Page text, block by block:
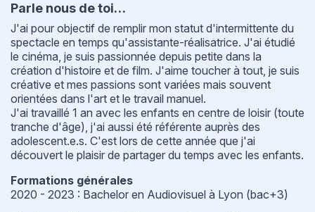
Parle nous de toi…
J'ai pour objectif de remplir mon statut d'intermittente du
spectacle en temps qu'assistante-réalisatrice. J'ai étudié
le cinéma, je suis passionnée depuis petite dans la
création d'histoire et de film. J'aime toucher à tout, je suis
créative et mes passions sont variées mais souvent
orientées dans l'art et le travail manuel.
J'ai travaillé 1 an avec les enfants en centre de loisir (toute
tranche d'âge), j'ai aussi été référente auprès des
adolescent.e.s. C'est lors de cette année que j'ai
découvert le plaisir de partager du temps avec les enfants.
Formations générales
2020 - 2023 : Bachelor en Audiovisuel à Lyon (bac+3)